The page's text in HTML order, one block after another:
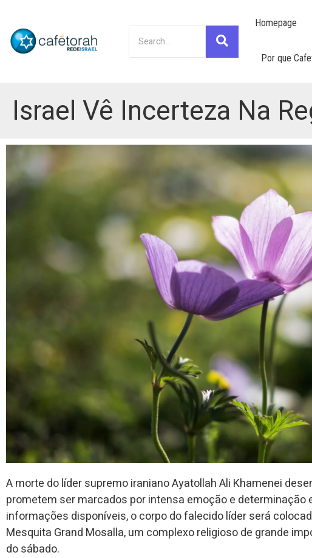
Homepage
Por que
Israel Vê Incerteza Na
A morte do líder supremo iraniano Ayatollah Ali Khamenei
prometem ser marcados por intensa emoção e determinação
informações disponíveis, o corpo do falecido líder será
Mesquita Grand Mosalla, um complexo religioso de grande
do sábado.